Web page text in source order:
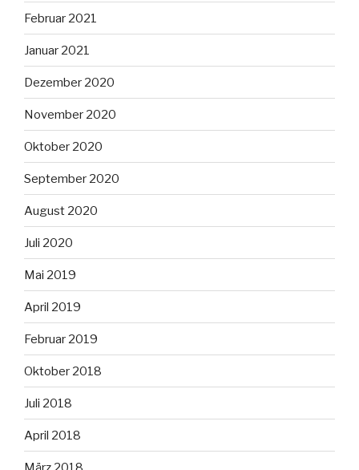
Februar 2021
Januar 2021
Dezember 2020
November 2020
Oktober 2020
September 2020
August 2020
Juli 2020
Mai 2019
April 2019
Februar 2019
Oktober 2018
Juli 2018
April 2018